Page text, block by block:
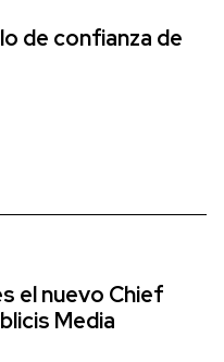
de confianza de
el nuevo Chief
Media